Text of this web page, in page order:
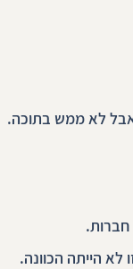
לא ממש בתוכה.
הייתה הכוונה.